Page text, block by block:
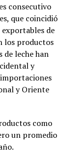
consecutivo
que coincidió
de
los productos
de leche han
y
y Oriente
como
un promedio